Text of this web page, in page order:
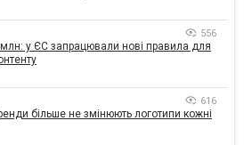
556
у ЄС запрацювали нові правила для
616
більше не змінюють логотипи кожні